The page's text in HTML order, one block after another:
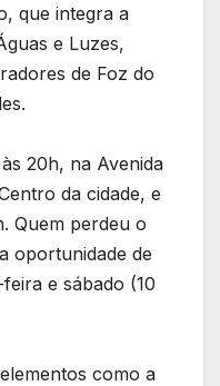
que integra a
e Luzes,
de Foz do
20h, na Avenida
da cidade, e
Quem perdeu o
oportunidade de
e sábado (10
como a